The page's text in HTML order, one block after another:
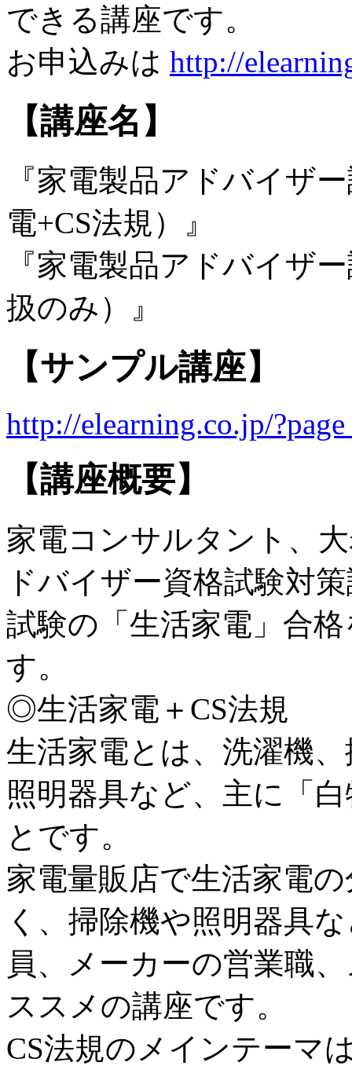
できる講座です。
お申込みは http://
【講座名】
『家電製品アドバイザ
電+CS法規）』
『家電製品アドバイザ
扱のみ）』
【サンプル講座】
http://elearning.co.jp/
【講座概要】
家電コンサルタント、
ドバイザー資格試験対
試験の「生活家電」合
す。
◎生活家電＋CS法規
生活家電とは、洗濯機
照明器具など、主に「
とです。
家電量販店で生活家電
く、掃除機や照明器具
員、メーカーの営業職
ススメの講座です。
CS法規のメインテーマ